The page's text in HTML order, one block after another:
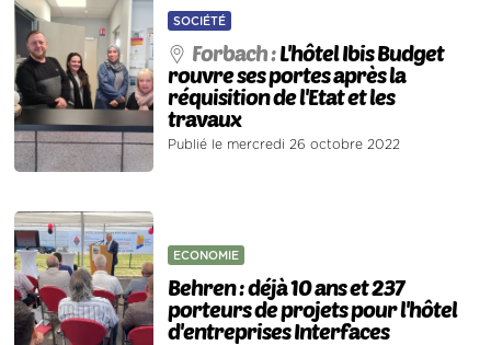
SOCIÉTÉ
Forbach :L'hôtel Ibis Budget
rouvre ses portes après la
réquisition de l'Etat et les
travaux
Publié le mercredi 26 octobre 2022
ECONOMIE
Behren : déjà 10 ans et 237
porteurs de projets pour l'hôtel
d'entreprises Interfaces